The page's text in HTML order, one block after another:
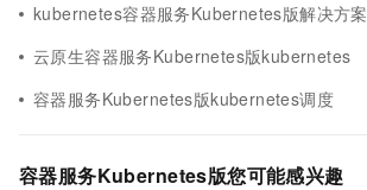
kubernetes容器服务Kubernetes版解决方案
云原生容器服务Kubernetes版kubernetes
容器服务Kubernetes版kubernetes调度
容器服务Kubernetes版您可能感兴趣